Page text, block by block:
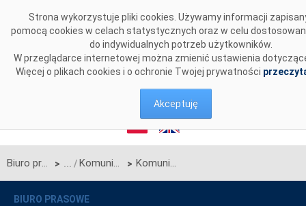
Strona wykorzystuje pliki cookies. Używamy informacji
pomocą cookies w celach statystycznych oraz w celu
do indywidualnych potrzeb użytkowników.
W przeglądarce internetowej można zmienić ustawienia
Więcej o plikach cookies i o ochronie Twojej prywatności
Akceptuję
Biuro prasowe > Komunikaty OSP > Komunikat OSP w sprawie rozpoczęcia procesu jednostronnego przetargu miesięcznego na maj 2025 r. na zdolności przesyłowe linii Zamość-Dobrotwór będącej połączeniem międzysystemowym PSE S.A. i NEK UKRENERGO
BIURO PRASOWE